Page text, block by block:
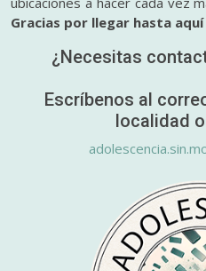
Gracias por llegar hasta aquí
¿Necesitas
Escríbenos al
localidad